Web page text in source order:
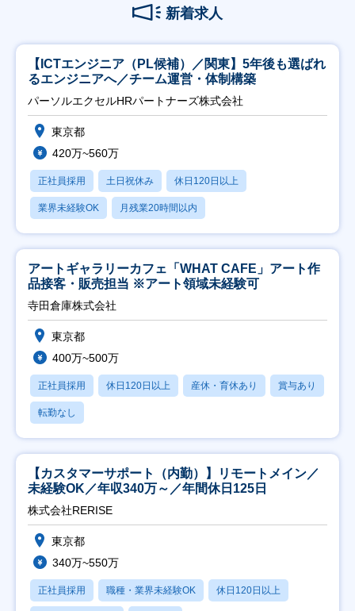
新着求人
【ICTエンジニア（PL候補）／関東】5年後も選ばれ
るエンジニアへ／チーム運営・体制構築
パーソルエクセルHRパートナーズ株式会社
東京都
420万~560万
正社員採用 土日祝休み 休日120日以上
業界未経験OK 月残業20時間以内
アートギャラリーカフェ「WHAT CAFE」アート作
品接客・販売担当 ※アート領域未経験可
寺田倉庫株式会社
東京都
400万~500万
正社員採用 休日120日以上 産休・育休あり 賞与あり
転勤なし
【カスタマーサポート（内勤）】リモートメイン／
未経験OK／年収340万～／年間休日125日
株式会社RERISE
東京都
340万~550万
正社員採用 職種・業界未経験OK 休日120日以上